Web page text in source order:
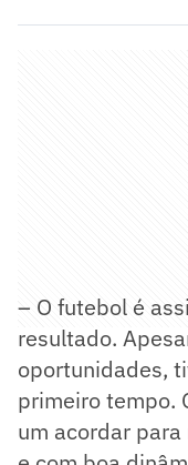
– O futebol é
resultado.
oportunidades,
primeiro tempo.
um acordar